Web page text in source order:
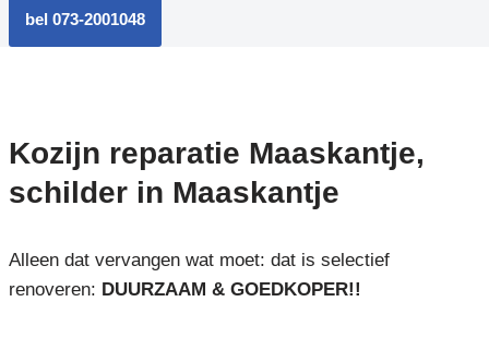
bel 073-2001048
Kozijn reparatie Maaskantje,
schilder in Maaskantje
Alleen dat vervangen wat moet: dat is selectief
renoveren: DUURZAAM & GOEDKOPER!!